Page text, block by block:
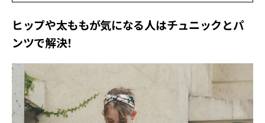
ヒップや太ももが気になる人はチュニックとパ
ンツで解決！